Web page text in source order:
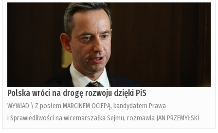
Polska wróci na drogę rozwoju dzięki PiS
WYWIAD \ Z posłem MARCINEM OCIEPĄ, kandydatem Prawa
i Sprawiedliwości na wicemarszałka Sejmu, rozmawia JAN PRZEMYŁSKI